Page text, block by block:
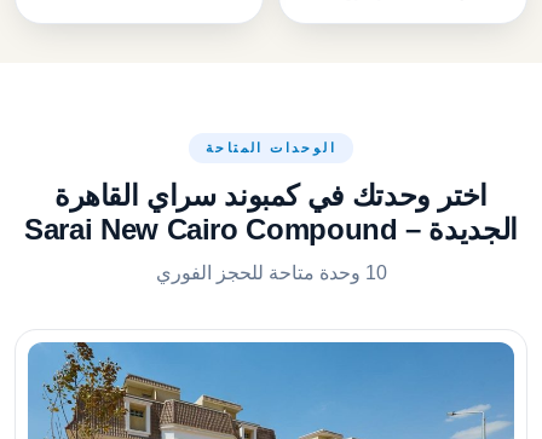
الوحدات المتاحة
اختر وحدتك في كمبوند سراي القاهرة
الجديدة – Sarai New Cairo Compound
10 وحدة متاحة للحجز الفوري